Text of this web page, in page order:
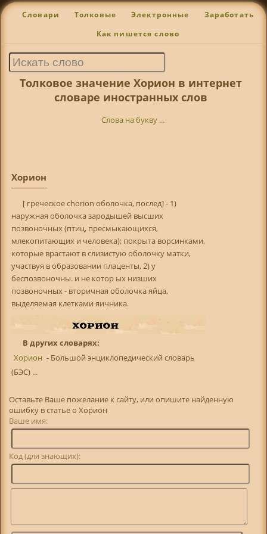
Словари Толковые Электронные Заработать
Как пишется слово
Толковое значение Хорион в интернет
словаре иностранных слов
Слова на букву ...
Хорион
[ греческое chorion оболочка, послед] - 1)
наружная оболочка зародышей высших
позвоночных (птиц, пресмыкающихся,
млекопитающих и человека); покрыта ворсинками,
которые врастают в слизистую оболочку матки,
участвуя в образовании плаценты, 2) у
беспозвоночны. и не котор ых низших
позвоночных - вторичная оболочка яйца,
выделяемая клетками яичника.
В других словарях:
Хорион - Большой энциклопедический словарь
(БЭС) ...
Оставьте Ваше пожелание к сайту, или опишите найденную
ошибку в статье о Хорион
Ваше имя:
Код (для знающих):